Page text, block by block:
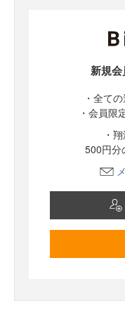
新規
・全て
・会員限
・
500円分